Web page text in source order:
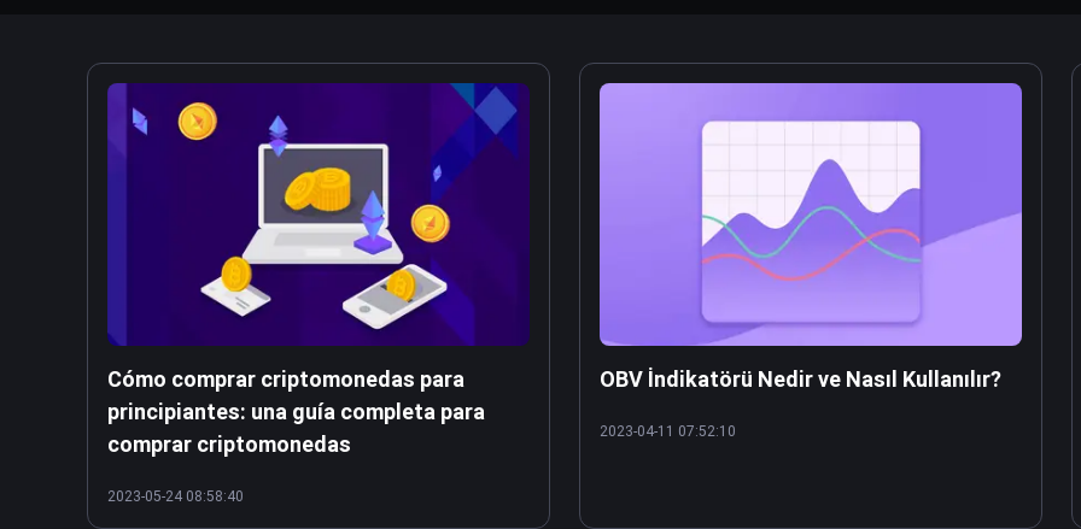
Cómo comprar criptomonedas para
principiantes: una guía completa para
comprar criptomonedas
2023-05-24 08:58:40
OBV İndikatörü Nedir ve Nasıl Kullanılır?
2023-04-11 07:52:10